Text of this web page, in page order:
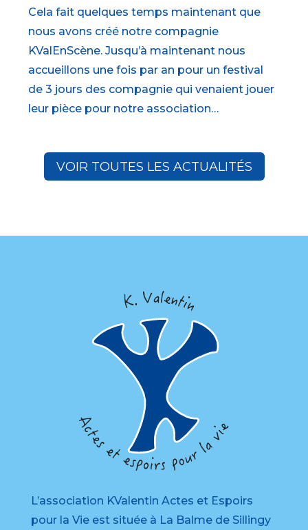
Cela fait quelques temps maintenant que
nous avons créé notre compagnie
KValEnScène. Jusqu’à maintenant nous
accueillons une fois par an pour un festival
de 3 jours des compagnie qui venaient jouer
leur pièce pour notre association…
VOIR TOUTES LES ACTUALITÉS
L’association KValentin Actes et Espoirs
pour la Vie est située à La Balme de Sillingy